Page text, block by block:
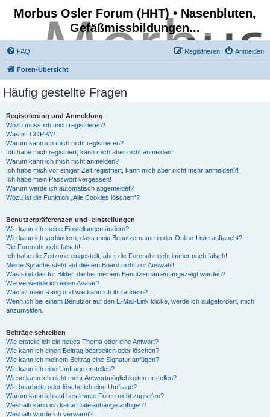
Morbus Osler Forum (HHT) • Nasenbluten,
Gefäßmissbildungen...
FAQ Anmelden
Registrieren
Foren-Übersicht
Häufig gestellte Fragen
Registrierung und Anmeldung
Wozu muss ich mich registrieren?
Was ist COPPA?
Warum kann ich mich nicht registrieren?
Ich habe mich registriert, kann mich aber nicht anmelden!
Warum kann ich mich nicht anmelden?
Ich habe mich vor einiger Zeit registriert, kann mich aber nicht mehr anmelden?!
Ich habe mein Passwort vergessen!
Warum werde ich automatisch abgemeldet?
Wozu ist die Funktion „Alle Cookies löschen“?
Benutzerpräferenzen und -einstellungen
Wie kann ich meine Einstellungen ändern?
Wie kann ich verhindern, dass mein Benutzername in der Online-Liste auftaucht?
Die Forenuhr geht falsch!
Ich habe die Zeitzone eingestellt, aber die Forenuhr geht immer noch falsch!
Meine Sprache steht auf diesem Board nicht zur Auswahl!
Was sind das für Bilder, die bei meinem Benutzernamen angezeigt werden?
Wie verwende ich einen Avatar?
Was ist mein Rang und wie kann ich ihn ändern?
Wenn ich bei einem Benutzer auf den E-Mail-Link klicke, werde ich aufgefordert, mich
anzumelden.
Beiträge schreiben
Wie erstelle ich ein neues Thema oder eine Antwort?
Wie kann ich einen Beitrag bearbeiten oder löschen?
Wie kann ich meinem Beitrag eine Signatur anfügen?
Wie kann ich eine Umfrage erstellen?
Wieso kann ich nicht mehr Antwortmöglichkeiten erstellen?
Wie bearbeite oder lösche ich eine Umfrage?
Warum kann ich auf bestimmte Foren nicht zugreifen?
Weshalb kann ich keine Dateianhänge anfügen?
Weshalb wurde ich verwarnt?